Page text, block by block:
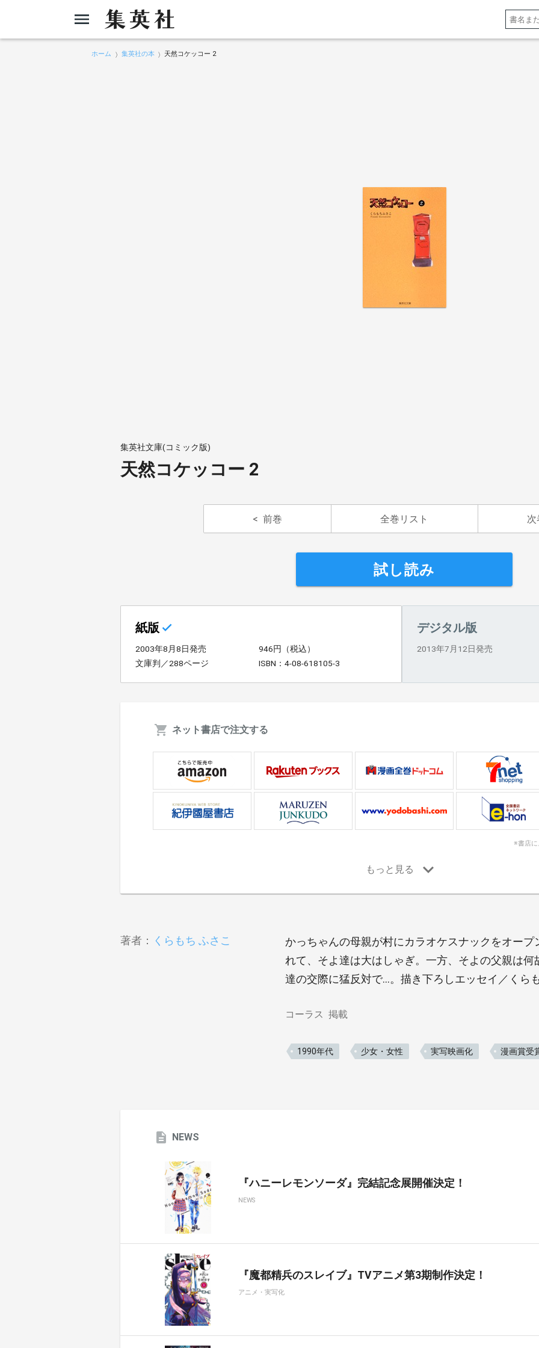
ホーム 集英社の本 天然コケッコー 2
集英社文庫(コミック版)
天然コケッコー 2
前巻 全巻リスト 次
試し読み
紙版
2003年8月8日発売
946円（税込）
文庫判／288ページ
ISBN：4-08-618105-3
デジタル版
2013年7月12日発売
ネット書店で注文する
※書店に
著者： くらもち ふさこ
かっちゃんの母親が村にカラオケスナックをオー
れて、そよ達は大はしゃぎ。一方、そよの父親は
達の交際に猛反対で…。描き下ろしエッセイ／くら
コーラス 掲載
1990年代 少女・女性 実写映画化 漫画賞受
NEWS
『ハニーレモンソーダ』完結記念展開催決定！
NEWS
『魔都精兵のスレイブ』TVアニメ第3期制作決定！
アニメ・実写化